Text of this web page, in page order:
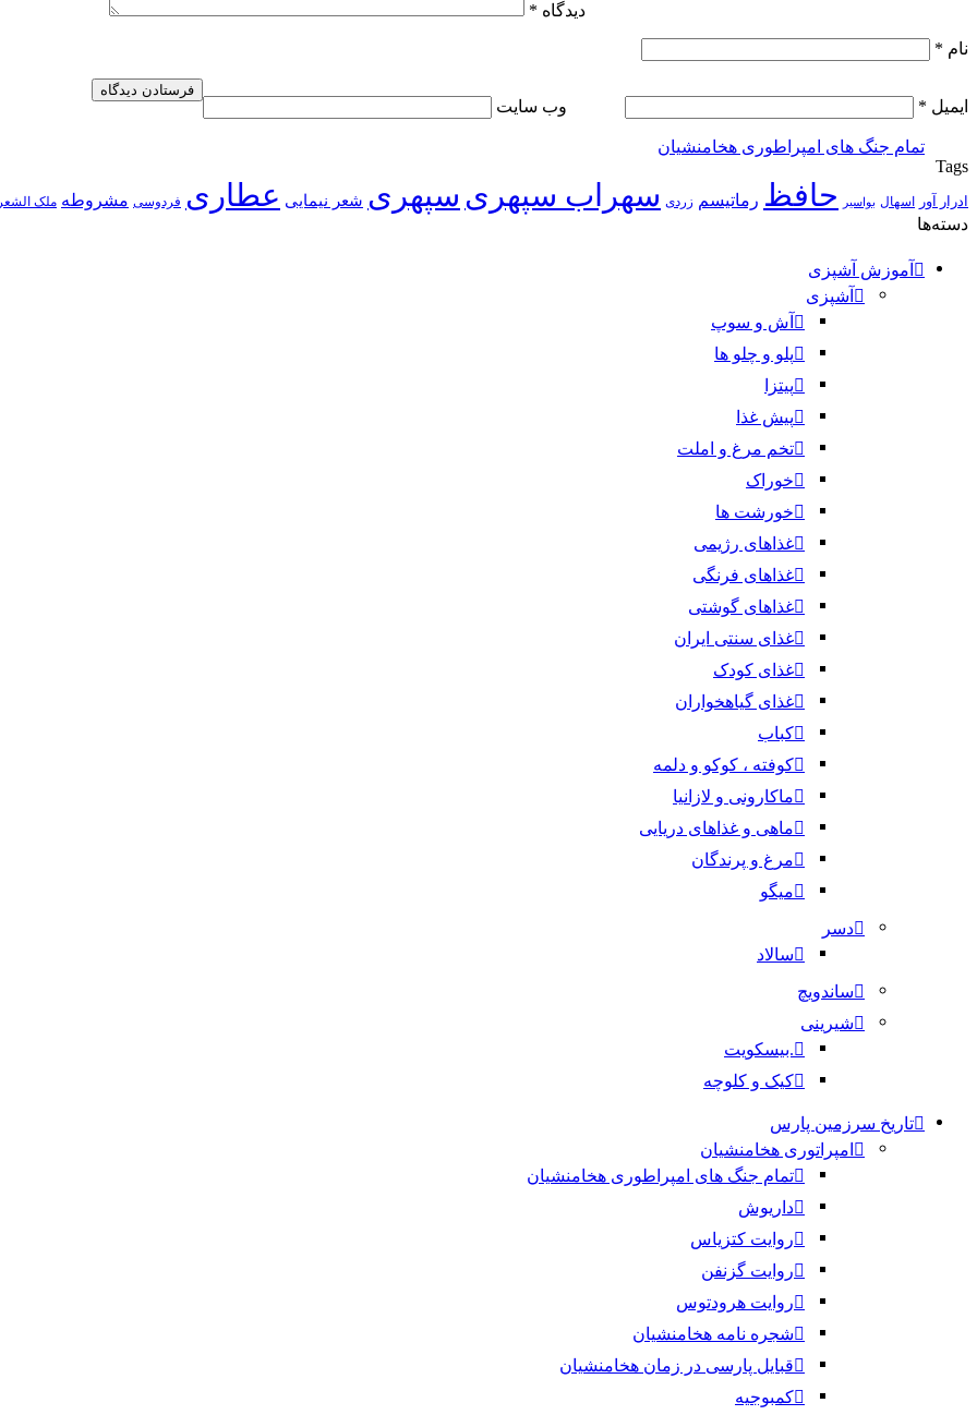
دیدگاه *
نام *
ایمیل * وب‌ سایت
تمام جنگ های امپراطوری هخامنشیان
Tags
ادرار آور اسهال بواسیر حافظ رماتیسم زردی سهراب سپهری سپهری شعر نیمایی عطاری فردوسی مشروطه ملک الشعرا
دسته‌ها
آموزش آشپزی
آشپزی
آش و سوپ
پلو و چلو ها
پیتزا
پیش غذا
تخم مرغ و املت
خوراک
خورشت ها
غذاهای رژیمی
غذاهای فرنگی
غذاهای گوشتی
غذای سنتی ایران
غذای کودک
غذای گیاهخواران
کباب
کوفته ، کوکو و دلمه
ماکارونی و لازانیا
ماهی و غذاهای دریایی
مرغ و پرندگان
میگو
دسر
سالاد
ساندویچ
شیرینی
.بیسکویت
کیک و کلوچه
تاریخ سرزمین پارس
امپراتوری هخامنشیان
تمام جنگ های امپراطوری هخامنشیان
داریوش
روایت کتزیاس
روایت گزنفن
روایت هرودتوس
شجره نامه هخامنشیان
قبایل پارسی در زمان هخامنشیان
کمبوجیه